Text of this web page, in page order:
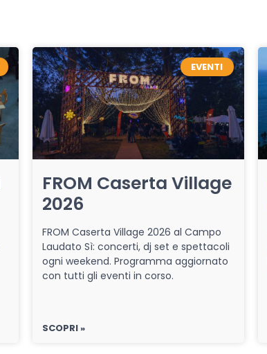
EVENTI
FROM Caserta Village
2026
FROM Caserta Village 2026 al Campo
Laudato Sì: concerti, dj set e spettacoli
ogni weekend. Programma aggiornato
con tutti gli eventi in corso.
SCOPRI »